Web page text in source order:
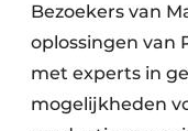
Bezoekers van
oplossingen van
met experts in
mogelijkheden